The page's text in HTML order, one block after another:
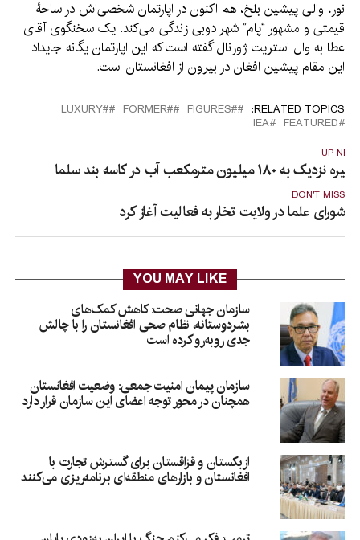
نور، والی پیشین بلخ، هم اکنون در اپارتمان شخصی‌اش در ساحۀ
قیمتی و مشهور “پام” شهر دوبی زندگی می‌کند. یک سخنگوی آقای
عطا به وال استریت ژورنال گفته است که این اپارتمان یگانه جایداد
این مقام پیشین افغان در بیرون از افغانستان است.
RELATED TOPICS:
#FIGURES
#FORMER
#LUXURY
FEATURED
IEA
UP
نزدیک به ۱۸۰ میلیون مترمکعب آب در کاسه بند سلما
DON'T MISS
شورای علما در ولایت تخار به فعالیت آغاز کرد
YOU MAY LIKE
سازمان جهانی صحت: کاهش کمک‌های
بشردوستانه، نظام صحی افغانستان را با چالش
جدی روبه‌رو کرده است
سازمان پیمان امنیت جمعی: وضعیت افغانستان
همچنان در محور توجه اعضای این سازمان قرار دارد
ازبکستان و قزاقستان برای گسترش تجارت با
افغانستان و بازارهای منطقه‌ای برنامه‌ریزی می‌کنند